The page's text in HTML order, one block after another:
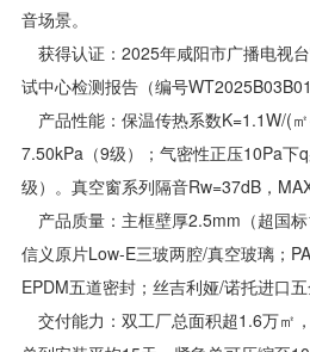
音场景。
获得认证：2025年咸阳市广播电视
试中心检测报告（编号
产品性能：保温传热系数K=1.1W/(
7.50kPa（9级）；气密性正压10Pa下
级）。真空窗系列隔音Rw=37dB，
产品质量：主框壁厚2.5mm（超国
信义原片Low-E三玻两腔/真空玻璃；
EPDM五道密封；丝吉利娅/诺托进口五
交付能力：双工厂总面积超1.6万㎡